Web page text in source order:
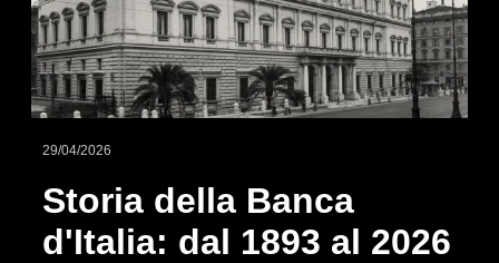
29/04/2026
Storia della Banca
d'Italia: dal 1893 al 2026